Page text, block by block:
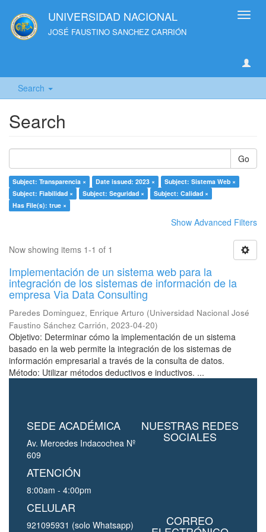
UNIVERSIDAD NACIONAL
JOSÉ FAUSTINO SANCHEZ CARRIÓN
Search
Search
Go
Subject: Transparencia × Date issued: 2023 ×
Subject: Sistema Web ×
Subject: Fiabilidad ×
Subject: Seguridad ×
Subject: Calidad ×
Has File(s): true ×
Show Advanced Filters
Now showing items 1-1 of 1
Implementación de un sistema web para la
integración de los sistemas de información de la
empresa Via Data Consulting
Paredes Dominguez, Enrique Arturo (Universidad Nacional José
Faustino Sánchez Carrión, 2023-04-20)
Objetivo: Determinar cómo la implementación de un sistema
basado en la web permite la integración de los sistemas de
información empresarial a través de la consulta de datos.
Método: Utilizar métodos deductivos e inductivos. ...
SEDE ACADÉMICA
Av. Mercedes Indacochea Nº
609
ATENCIÓN
8:00am - 4:00pm
CELULAR
921095931 (solo Whatsapp)
NUESTRAS REDES
SOCIALES
CORREO